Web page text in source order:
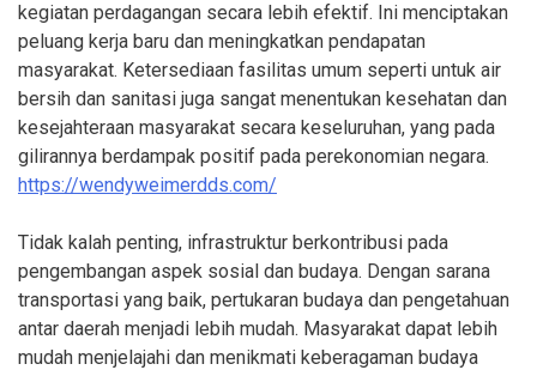
kegiatan perdagangan secara lebih efektif. Ini menciptakan
peluang kerja baru dan meningkatkan pendapatan
masyarakat. Ketersediaan fasilitas umum seperti untuk air
bersih dan sanitasi juga sangat menentukan kesehatan dan
kesejahteraan masyarakat secara keseluruhan, yang pada
gilirannya berdampak positif pada perekonomian negara.
https://wendyweimerdds.com/
Tidak kalah penting, infrastruktur berkontribusi pada
pengembangan aspek sosial dan budaya. Dengan sarana
transportasi yang baik, pertukaran budaya dan pengetahuan
antar daerah menjadi lebih mudah. Masyarakat dapat lebih
mudah menjelajahi dan menikmati keberagaman budaya